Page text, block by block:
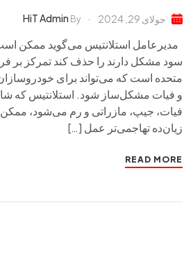
جولای 29, 2024 By
HiT Admin
مدیرعامل استلانتیس می‌گوید ممکن
سود مشکل دارند را حذف کند تمرکز بر
متحده است که می‌تواند برای
و فیات مشکل‌ساز شود. استلانتیس که
فیات، جیپ، مازراتی و رم می‌شود،
زیان‌ده تهاجمی‌تر عمل […]
READ MORE